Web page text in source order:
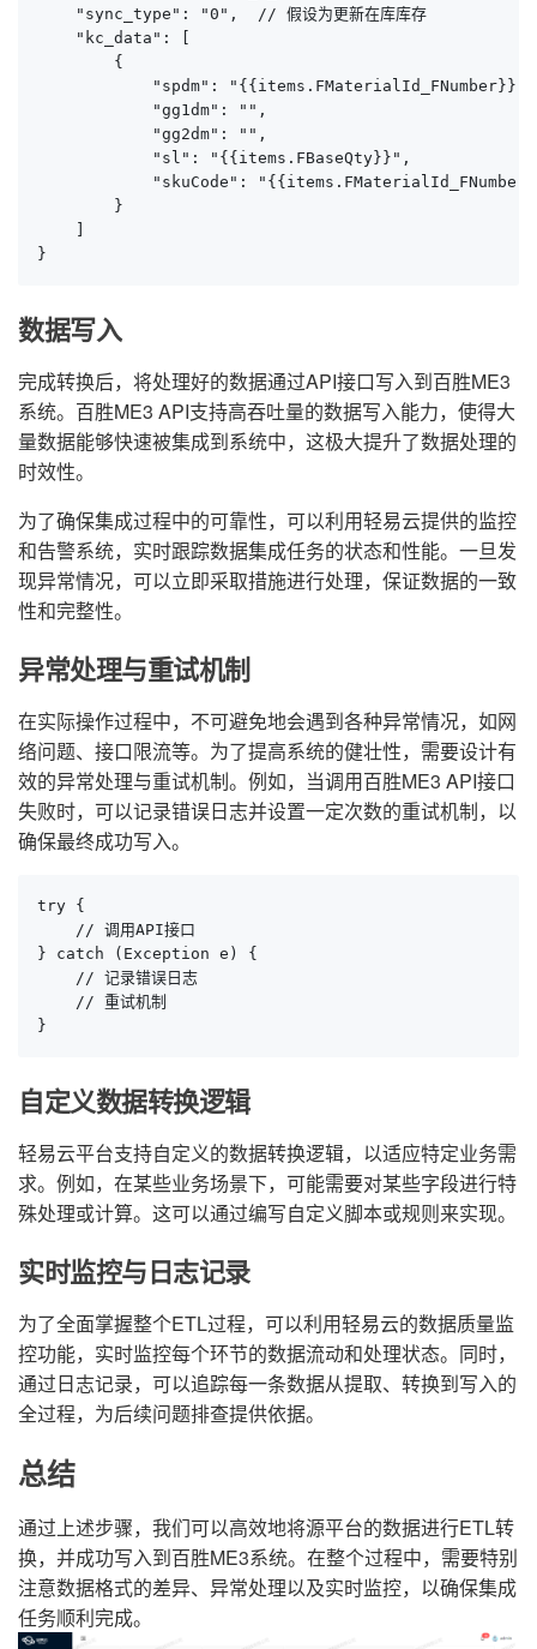
    "sync_type": "0",  // 假设为更新在库库存
    "kc_data": [
        {
            "spdm": "{{items.FMaterialId_FNumber}}",
            "gg1dm": "",
            "gg2dm": "",
            "sl": "{{items.FBaseQty}}",
"skuCode":
        }
    ]
}
数据写入
完成转换后，将处理好的数据通过API接口写入到百胜ME3
系统。百胜ME3 API支持高吞吐量的数据写入能力，使得大
量数据能够快速被集成到系统中，这极大提升了数据处理的
时效性。
为了确保集成过程中的可靠性，可以利用轻易云提供的监控
和告警系统，实时跟踪数据集成任务的状态和性能。一旦发
现异常情况，可以立即采取措施进行处理，保证数据的一致
性和完整性。
异常处理与重试机制
在实际操作过程中，不可避免地会遇到各种异常情况，如网
络问题、接口限流等。为了提高系统的健壮性，需要设计有
效的异常处理与重试机制。例如，当调用百胜ME3 API接口
失败时，可以记录错误日志并设置一定次数的重试机制，以
确保最终成功写入。
try {
    // 调用API接口
} catch (Exception e) {
    // 记录错误日志
    // 重试机制
}
自定义数据转换逻辑
轻易云平台支持自定义的数据转换逻辑，以适应特定业务需
求。例如，在某些业务场景下，可能需要对某些字段进行特
殊处理或计算。这可以通过编写自定义脚本或规则来实现。
实时监控与日志记录
为了全面掌握整个ETL过程，可以利用轻易云的数据质量监
控功能，实时监控每个环节的数据流动和处理状态。同时，
通过日志记录，可以追踪每一条数据从提取、转换到写入的
全过程，为后续问题排查提供依据。
总结
通过上述步骤，我们可以高效地将源平台的数据进行ETL转
换，并成功写入到百胜ME3系统。在整个过程中，需要特别
注意数据格式的差异、异常处理以及实时监控，以确保集成
任务顺利完成。